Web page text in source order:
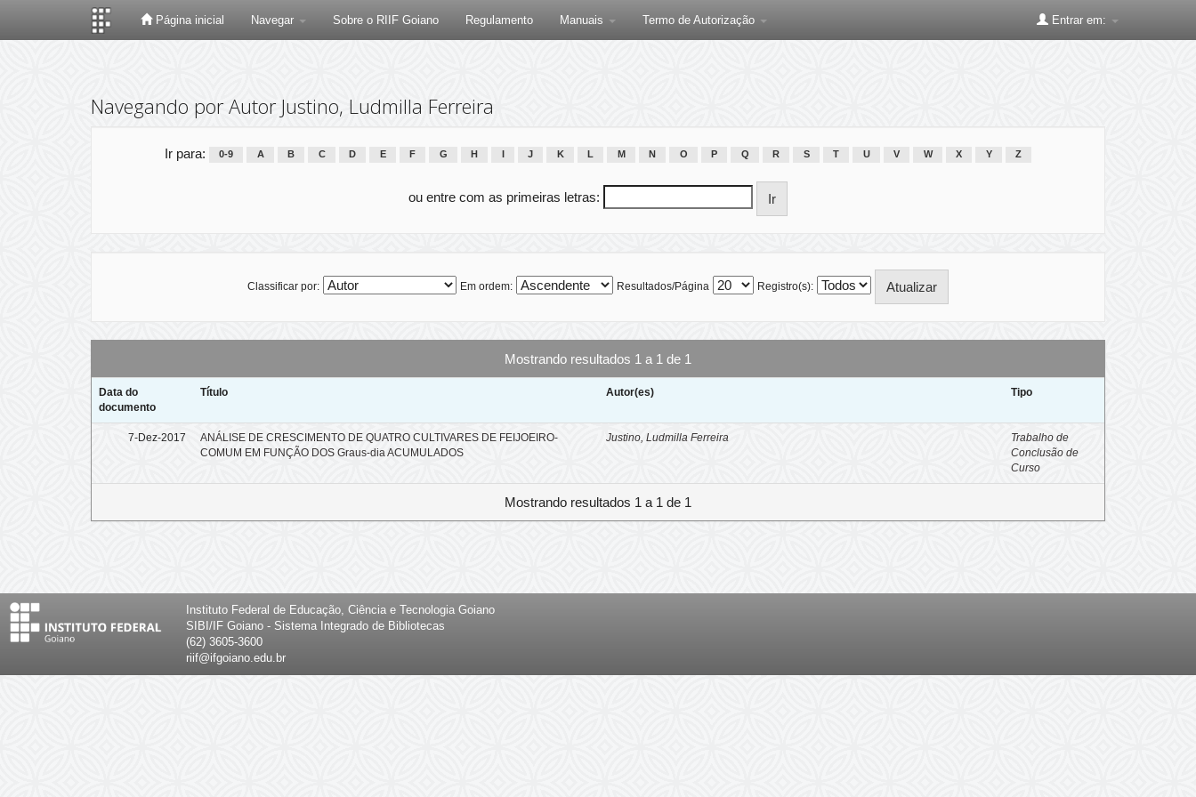
Página inicial Navegar Sobre o RIIF Goiano Regulamento Manuais Termo de Autorização Entrar em:
Navegando por Autor Justino, Ludmilla Ferreira
Ir para: 0-9 A B C D E F G H J K L M N O P Q R S T U V W X Y Z
ou entre com as primeiras letras:
Classificar por: Em ordem: Resultados/Página Registro(s):
Mostrando resultados 1 a 1 de 1
Data do
documento
Título Autor(es) Tipo
7-Dez-2017
ANÁLISE DE CRESCIMENTO DE QUATRO CULTIVARES DE FEIJOEIRO-
COMUM EM FUNÇÃO DOS Graus-dia ACUMULADOS
Justino, Ludmilla Ferreira
Trabalho de
Conclusão de
Curso
Mostrando resultados 1 a 1 de 1
Instituto Federal de Educação, Ciência e Tecnologia Goiano
SIBI/IF Goiano - Sistema Integrado de Bibliotecas
(62) 3605-3600
riif@ifgoiano.edu.br